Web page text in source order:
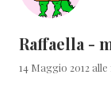
Raffaella -
14 Maggio 2012 alle